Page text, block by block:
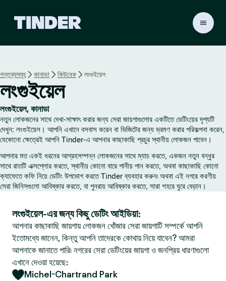
r
গন্তব্যসমূহ কানাডা কিউবেক লংগুইয়েল
লংগুইয়েল
লংগুইয়েল, কানাডা
নতুন লোকজনের সাথে দেখা-সাক্ষাৎ করার জন্য সেরা জায়গাগুলোর একটিতে ডেটিংয়ের দৃশ্যটি
দেখুন: লংগুইয়েল। আপনি এখানে বসবাস করেন বা ভিজিটের জন্য ভ্রমণ করার পরিকল্পনা করেন,
যেকোনো ক্ষেত্রেই আপনি Tinder-এ আপনার কাছাকাছি প্রচুর স্থানীয় লোকজন পাবেন।
আপনার মত একই ধরনের আগ্রহসম্পন্ন লোকজনের সাথে ম্যাচ করতে, একজন নতুন বন্ধুর
সাথে রাতটি এক্সপ্লোর করতে, স্থানীয় কোনো বারে পানীয় পান করতে, অথবা কাছাকাছি কোনো
ক্যাফেতে কফি নিয়ে ডেটিং উপভোগ করতে Tinder ব্যবহার করুন৷ অথবা এই নগরে করণীয়
সেরা জিনিসগুলো আবিষ্কার করতে, বা পুনরায় আবিষ্কার করতে, সারা শহরে ঘুরে বেড়ান।
লংগুইয়েল-এর জন্য কিছু ডেটিং আইডিয়া:
আপনার কাছাকাছি জায়গায় লোকজন খোঁজার সেরা জায়গাটি সম্পর্কে আপনি
ইতোমধ্যে জানেন, কিন্তু আপনি তাদেরকে কোথায় নিয়ে যাবেন? আমরা
আপনাকে জানাতে পারি৷ নগরের সেরা ডেটিংয়ের জায়গা ও জনপ্রিয় ধারণাগুলো
এখানে দেওয়া হয়েছে:
Michel-Chartrand Park